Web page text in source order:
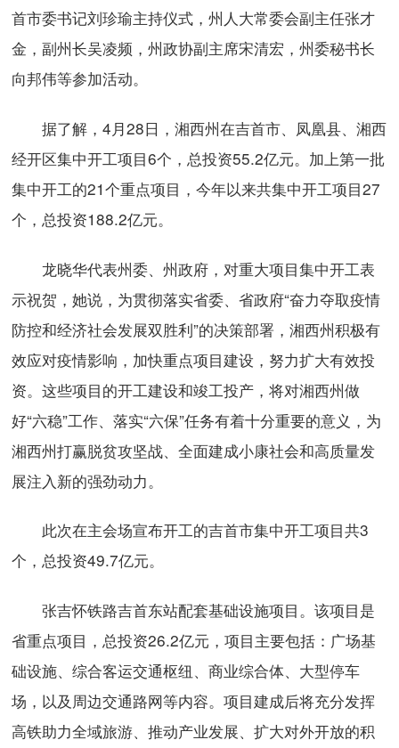
首市委书记刘珍瑜主持仪式，州人大常委会副主任张才
金，副州长吴凌频，州政协副主席宋清宏，州委秘书长
向邦伟等参加活动。
据了解，4月28日，湘西州在吉首市、凤凰县、湘西
经开区集中开工项目6个，总投资55.2亿元。加上第一批
集中开工的21个重点项目，今年以来共集中开工项目27
个，总投资188.2亿元。
龙晓华代表州委、州政府，对重大项目集中开工表
示祝贺，她说，为贯彻落实省委、省政府“奋力夺取疫情
防控和经济社会发展双胜利”的决策部署，湘西州积极有
效应对疫情影响，加快重点项目建设，努力扩大有效投
资。这些项目的开工建设和竣工投产，将对湘西州做
好“六稳”工作、落实“六保”任务有着十分重要的意义，为
湘西州打赢脱贫攻坚战、全面建成小康社会和高质量发
展注入新的强劲动力。
此次在主会场宣布开工的吉首市集中开工项目共3
个，总投资49.7亿元。
张吉怀铁路吉首东站配套基础设施项目。该项目是
省重点项目，总投资26.2亿元，项目主要包括：广场基
础设施、综合客运交通枢纽、商业综合体、大型停车
场，以及周边交通路网等内容。项目建成后将充分发挥
高铁助力全域旅游、推动产业发展、扩大对外开放的积